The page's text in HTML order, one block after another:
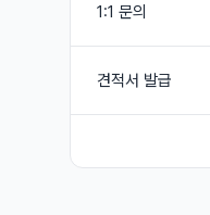
1:1 문의
견적서 발급